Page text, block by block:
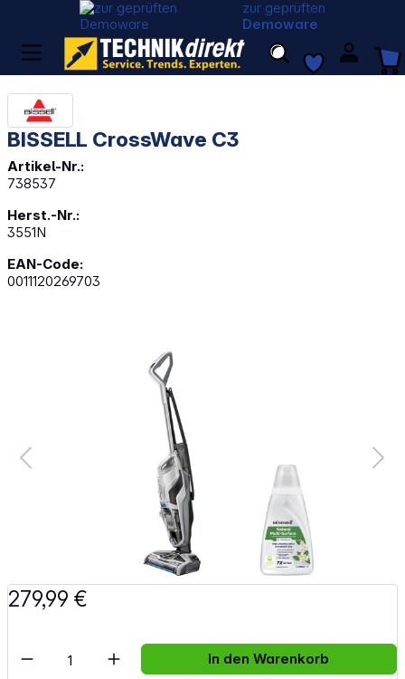
zur geprüften
Demoware
BISSELL CrossWave C3
Artikel-Nr.:
738537
Herst.-Nr.:
3551N
EAN-Code:
0011120269703
Bildergalerie überspringen
279,99 €
Artikel Anzahl: Gib den gewünschten
In den Warenkorb